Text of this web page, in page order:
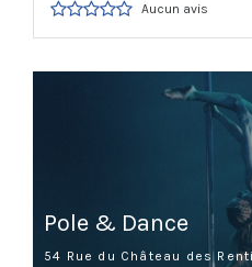
Aucun avis
Pole & Dance
54 Rue du Château des